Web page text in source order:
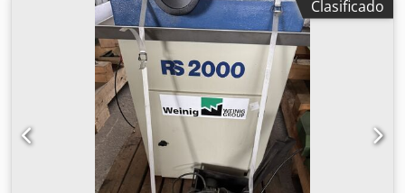
13,5 kW (18,35 CV), Sin precio mínimo: ¡venta
garantizada al precio más alto! La máquina ha sido
limpiada, repintada y se ha comprobado su
funcionamiento. DETALLES TÉCNICOS Cjdpfx Aiszlfm Do
Ssrf Longitud de la mesa de lijado magnética: 1300 mm
Potencia del motor: 13,5 kW Mesa magnética: orientable
DETALLES DE LA MÁQUINA Dimensiones (largo x ancho x
alto): 3200 x 1000 x 1800 mm EQUIPAMIENTO Limpieza con
agua y filtro de tela Guía Cuadro de control separado Panel
de control separado
Clasificado